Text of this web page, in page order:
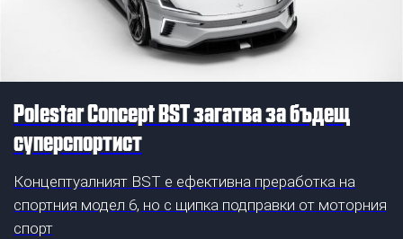
Polestar Concept BST загатва за бъдещ
суперспортист
Концептуалният BST е ефективна преработка на
спортния модел 6, но с щипка подправки от моторния
спорт